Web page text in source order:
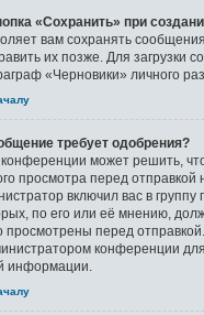
«Сохранить» при
вам сохранять
их позже. Для загрузки
«Черновики» личного
требует одобрения?
может решить,
просмотра перед
включил вас в группу
по его или её мнению,
просмотрены перед
конференции
информации.